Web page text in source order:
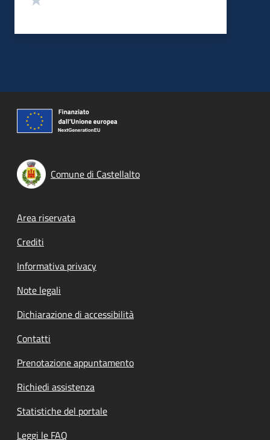
Comune di Castellalto
Footer menu
Area riservata
Crediti
Informativa privacy
Note legali
Dichiarazione di accessibilità
Contatti
Prenotazione appuntamento
Richiedi assistenza
Statistiche del portale
Leggi le FAQ